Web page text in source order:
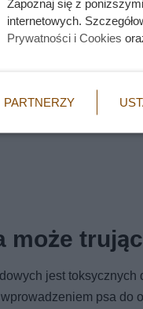
może
jest toksycznych
psa do
Zapoznaj się z
internetowych.
Prywatności i Cookies
PARTNERZY